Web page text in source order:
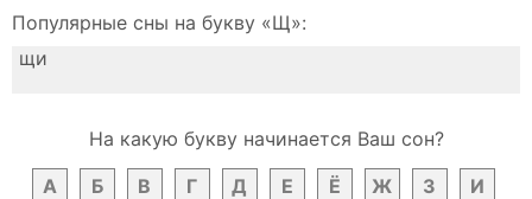
Популярные сны на букву «Щ»:
щи
На какую букву начинается Ваш сон?
А
Б В Г Д Е Ё Ж З И